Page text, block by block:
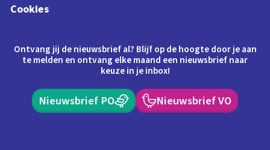
Cookies
Ontvang jij de nieuwsbrief al? Blijf op de hoogte door je aan
te melden en ontvang elke maand een nieuwsbrief naar
keuze in je inbox!
Nieuwsbrief PO Nieuwsbrief VO